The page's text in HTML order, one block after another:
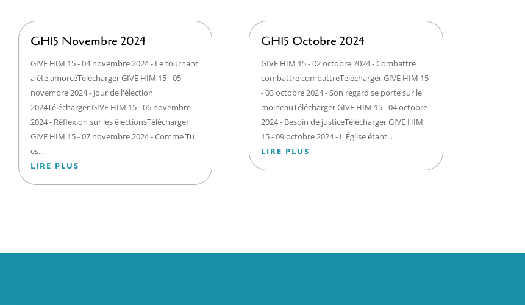
GH15 Novembre 2024
GIVE HIM 15 - 04 novembre 2024 - Le tournant
a été amorcéTélécharger GIVE HIM 15 - 05
novembre 2024 - Jour de l'élection
2024Télécharger GIVE HIM 15 - 06 novembre
2024 - Réflexion sur les électionsTélécharger
GIVE HIM 15 - 07 novembre 2024 - Comme Tu
es...
LIRE PLUS
GH15 Octobre 2024
GIVE HIM 15 - 02 octobre 2024 - Combattre
combattre combattreTélécharger GIVE HIM 15
- 03 octobre 2024 - Son regard se porte sur le
moineauTélécharger GIVE HIM 15 - 04 octobre
2024 - Besoin de justiceTélécharger GIVE HIM
15 - 09 octobre 2024 - L'Église étant...
LIRE PLUS